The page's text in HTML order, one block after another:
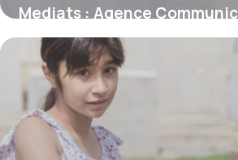
Mediats : Agence
17 juin 2026